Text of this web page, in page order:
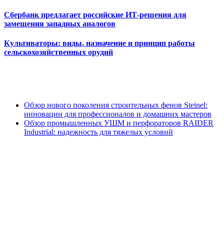
Сбербанк предлагает российские ИТ-решения для
замещения западных аналогов
Культиваторы: виды, назначение и принцип работы
сельскохозяйственных орудий
Обзор нового поколения строительных фенов Steinel:
инновации для профессионалов и домашних мастеров
Обзор промышленных УШМ и перфораторов RAIDER
Industrial: надежность для тяжелых условий